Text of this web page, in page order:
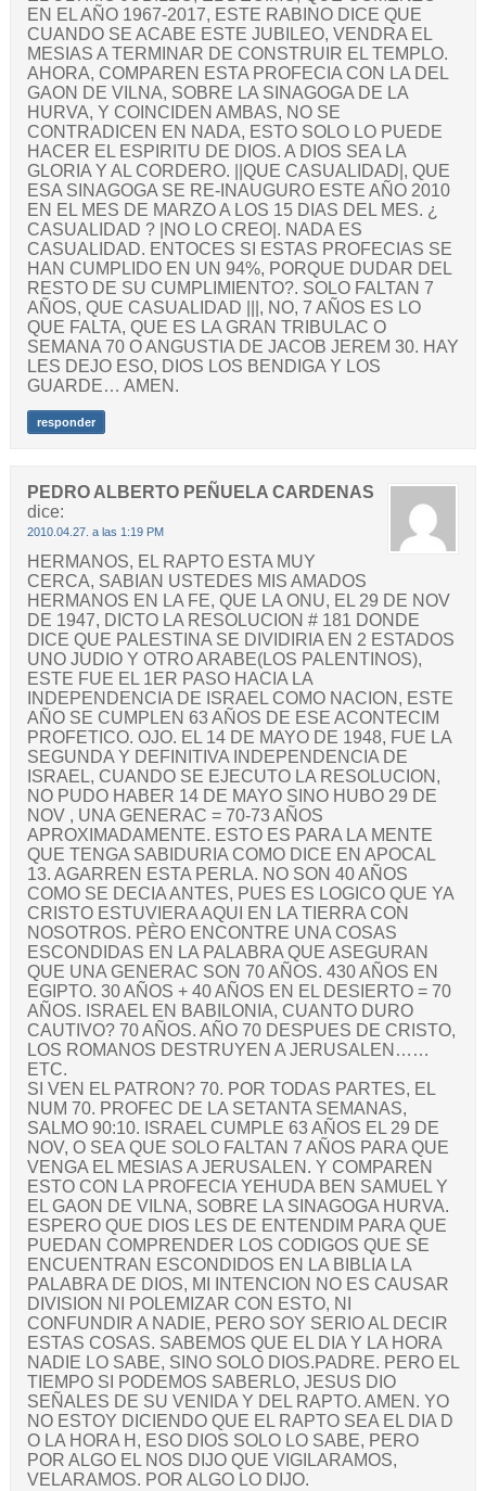
EN EL AÑO 1967-2017, ESTE RABINO DICE QUE
CUANDO SE ACABE ESTE JUBILEO, VENDRA EL
MESIAS A TERMINAR DE CONSTRUIR EL TEMPLO.
AHORA, COMPAREN ESTA PROFECIA CON LA DEL
GAON DE VILNA, SOBRE LA SINAGOGA DE LA
HURVA, Y COINCIDEN AMBAS, NO SE
CONTRADICEN EN NADA, ESTO SOLO LO PUEDE
HACER EL ESPIRITU DE DIOS. A DIOS SEA LA
GLORIA Y AL CORDERO. ||QUE CASUALIDAD|, QUE
ESA SINAGOGA SE RE-INAUGURO ESTE AÑO 2010
EN EL MES DE MARZO A LOS 15 DIAS DEL MES. ¿
CASUALIDAD ? |NO LO CREO|. NADA ES
CASUALIDAD. ENTOCES SI ESTAS PROFECIAS SE
HAN CUMPLIDO EN UN 94%, PORQUE DUDAR DEL
RESTO DE SU CUMPLIMIENTO?. SOLO FALTAN 7
AÑOS, QUE CASUALIDAD |||, NO, 7 AÑOS ES LO
QUE FALTA, QUE ES LA GRAN TRIBULAC O
SEMANA 70 O ANGUSTIA DE JACOB JEREM 30. HAY
LES DEJO ESO, DIOS LOS BENDIGA Y LOS
GUARDE… AMEN.
responder
PEDRO ALBERTO PEÑUELA CARDENAS
dice:
2010.04.27. a las 1:19 PM
HERMANOS, EL RAPTO ESTA MUY
CERCA, SABIAN USTEDES MIS AMADOS
HERMANOS EN LA FE, QUE LA ONU, EL 29 DE NOV
DE 1947, DICTO LA RESOLUCION # 181 DONDE
DICE QUE PALESTINA SE DIVIDIRIA EN 2 ESTADOS
UNO JUDIO Y OTRO ARABE(LOS PALENTINOS),
ESTE FUE EL 1ER PASO HACIA LA
INDEPENDENCIA DE ISRAEL COMO NACION, ESTE
AÑO SE CUMPLEN 63 AÑOS DE ESE ACONTECIM
PROFETICO. OJO. EL 14 DE MAYO DE 1948, FUE LA
SEGUNDA Y DEFINITIVA INDEPENDENCIA DE
ISRAEL, CUANDO SE EJECUTO LA RESOLUCION,
NO PUDO HABER 14 DE MAYO SINO HUBO 29 DE
NOV , UNA GENERAC = 70-73 AÑOS
APROXIMADAMENTE. ESTO ES PARA LA MENTE
QUE TENGA SABIDURIA COMO DICE EN APOCAL
13. AGARREN ESTA PERLA. NO SON 40 AÑOS
COMO SE DECIA ANTES, PUES ES LOGICO QUE YA
CRISTO ESTUVIERA AQUI EN LA TIERRA CON
NOSOTROS. PÈRO ENCONTRE UNA COSAS
ESCONDIDAS EN LA PALABRA QUE ASEGURAN
QUE UNA GENERAC SON 70 AÑOS. 430 AÑOS EN
EGIPTO. 30 AÑOS + 40 AÑOS EN EL DESIERTO = 70
AÑOS. ISRAEL EN BABILONIA, CUANTO DURO
CAUTIVO? 70 AÑOS. AÑO 70 DESPUES DE CRISTO,
LOS ROMANOS DESTRUYEN A JERUSALEN……
ETC.
SI VEN EL PATRON? 70. POR TODAS PARTES, EL
NUM 70. PROFEC DE LA SETANTA SEMANAS,
SALMO 90:10. ISRAEL CUMPLE 63 AÑOS EL 29 DE
NOV, O SEA QUE SOLO FALTAN 7 AÑOS PARA QUE
VENGA EL MESIAS A JERUSALEN. Y COMPAREN
ESTO CON LA PROFECIA YEHUDA BEN SAMUEL Y
EL GAON DE VILNA, SOBRE LA SINAGOGA HURVA.
ESPERO QUE DIOS LES DE ENTENDIM PARA QUE
PUEDAN COMPRENDER LOS CODIGOS QUE SE
ENCUENTRAN ESCONDIDOS EN LA BIBLIA LA
PALABRA DE DIOS, MI INTENCION NO ES CAUSAR
DIVISION NI POLEMIZAR CON ESTO, NI
CONFUNDIR A NADIE, PERO SOY SERIO AL DECIR
ESTAS COSAS. SABEMOS QUE EL DIA Y LA HORA
NADIE LO SABE, SINO SOLO DIOS.PADRE. PERO EL
TIEMPO SI PODEMOS SABERLO, JESUS DIO
SEÑALES DE SU VENIDA Y DEL RAPTO. AMEN. YO
NO ESTOY DICIENDO QUE EL RAPTO SEA EL DIA D
O LA HORA H, ESO DIOS SOLO LO SABE, PERO
POR ALGO EL NOS DIJO QUE VIGILARAMOS,
VELARAMOS. POR ALGO LO DIJO.